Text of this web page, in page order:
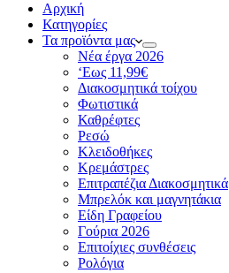
Αρχική
Κατηγορίες
Τα προϊόντα μας
Νέα έργα 2026
‘Εως 11,99€
Διακοσμητικά τοίχου
Φωτιστικά
Καθρέφτες
Ρεσώ
Kλειδοθήκες
Κρεμάστρες
Επιτραπέζια Διακοσμητικά
Μπρελόκ και μαγνητάκια
Είδη Γραφείου
Γούρια 2026
Επιτοίχιες συνθέσεις
Ρολόγια